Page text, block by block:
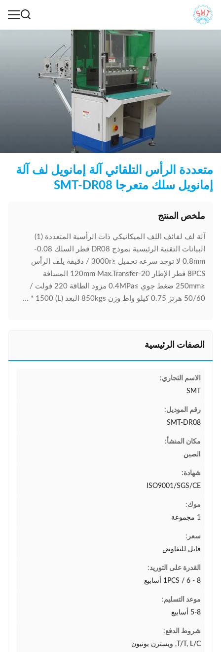
متعددة الرأس التلقائي آلة إمانويل لف آلة
إمانويل سلك متعرجا SMT-DR08
ملخص المنتج
آلة لف لفائف اللف الميكانيكي ذات الرأسية المتعددة (1)
البيانات التقنية الرئيسية نموذج DR08 قطر السلك 0.08-
0.8mm لا توجد سرعه تحميل ≤3000r / دقيقة يلف الرأس
8PCS قطر الإطار 20-120mm Max.Transfer المسافة
≤250mm ضغط جوي ≥0.4MPa مزود الطاقة 220 فولت /
50/60 هرتز 0.75 كيلو واط وزن 850kgs البعد (L) 1500 * ...
الصفات الرئيسية
الاسم التجاري:
SMT
رقم الموديل:
SMT-DR08
مكان المنشأ:
الصين
شهادة:
ISO9001/SGS/CE
موك:
1 مجموعة
سعر:
قابل للتفاوض
القدرة على التوريد:
1PCS / 6 - 8 أسابيع
موعد التسليم:
5-8 أسابيع
شروط الدفع:
T/T, L/C, ويسترن يونيون